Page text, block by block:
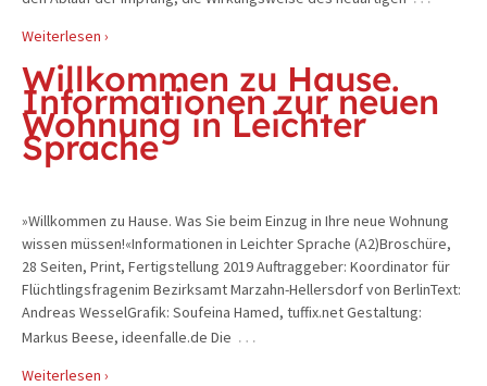
Weiterlesen ›
Willkommen zu Hause.
Informationen zur neuen
Wohnung in Leichter
Sprache
»Willkommen zu Hause. Was Sie beim Einzug in Ihre neue Wohnung
wissen müssen!«Informationen in Leichter Sprache (A2)Broschüre,
28 Seiten, Print, Fertigstellung 2019 Auftraggeber: Koordinator für
Flüchtlingsfragenim Bezirksamt Marzahn-Hellersdorf von BerlinText:
Andreas WesselGrafik: Soufeina Hamed, tuffix.net Gestaltung:
Markus Beese, ideenfalle.de Die …
Weiterlesen ›